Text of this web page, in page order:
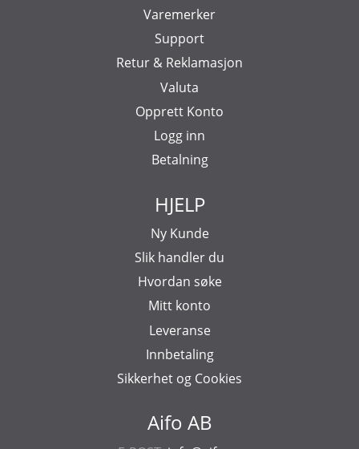
Aifo AB
Varemerker
Support
Retur & Reklamasjon
Valuta
Opprett Konto
Logg inn
Betalning
HJELP
Ny Kunde
Slik handler du
Hvordan søke
Mitt konto
Leveranse
Innbetaling
Sikkerhet og Cookies